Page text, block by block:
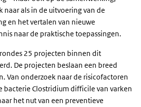
naar als in de uitvoering van de
en het vertalen van nieuwe
naar de praktische toepassingen.
25 projecten binnen dit
De projecten beslaan een breed
Van onderzoek naar de risicofactoren
bacterie Clostridium difficile van varken
het nut van een preventieve